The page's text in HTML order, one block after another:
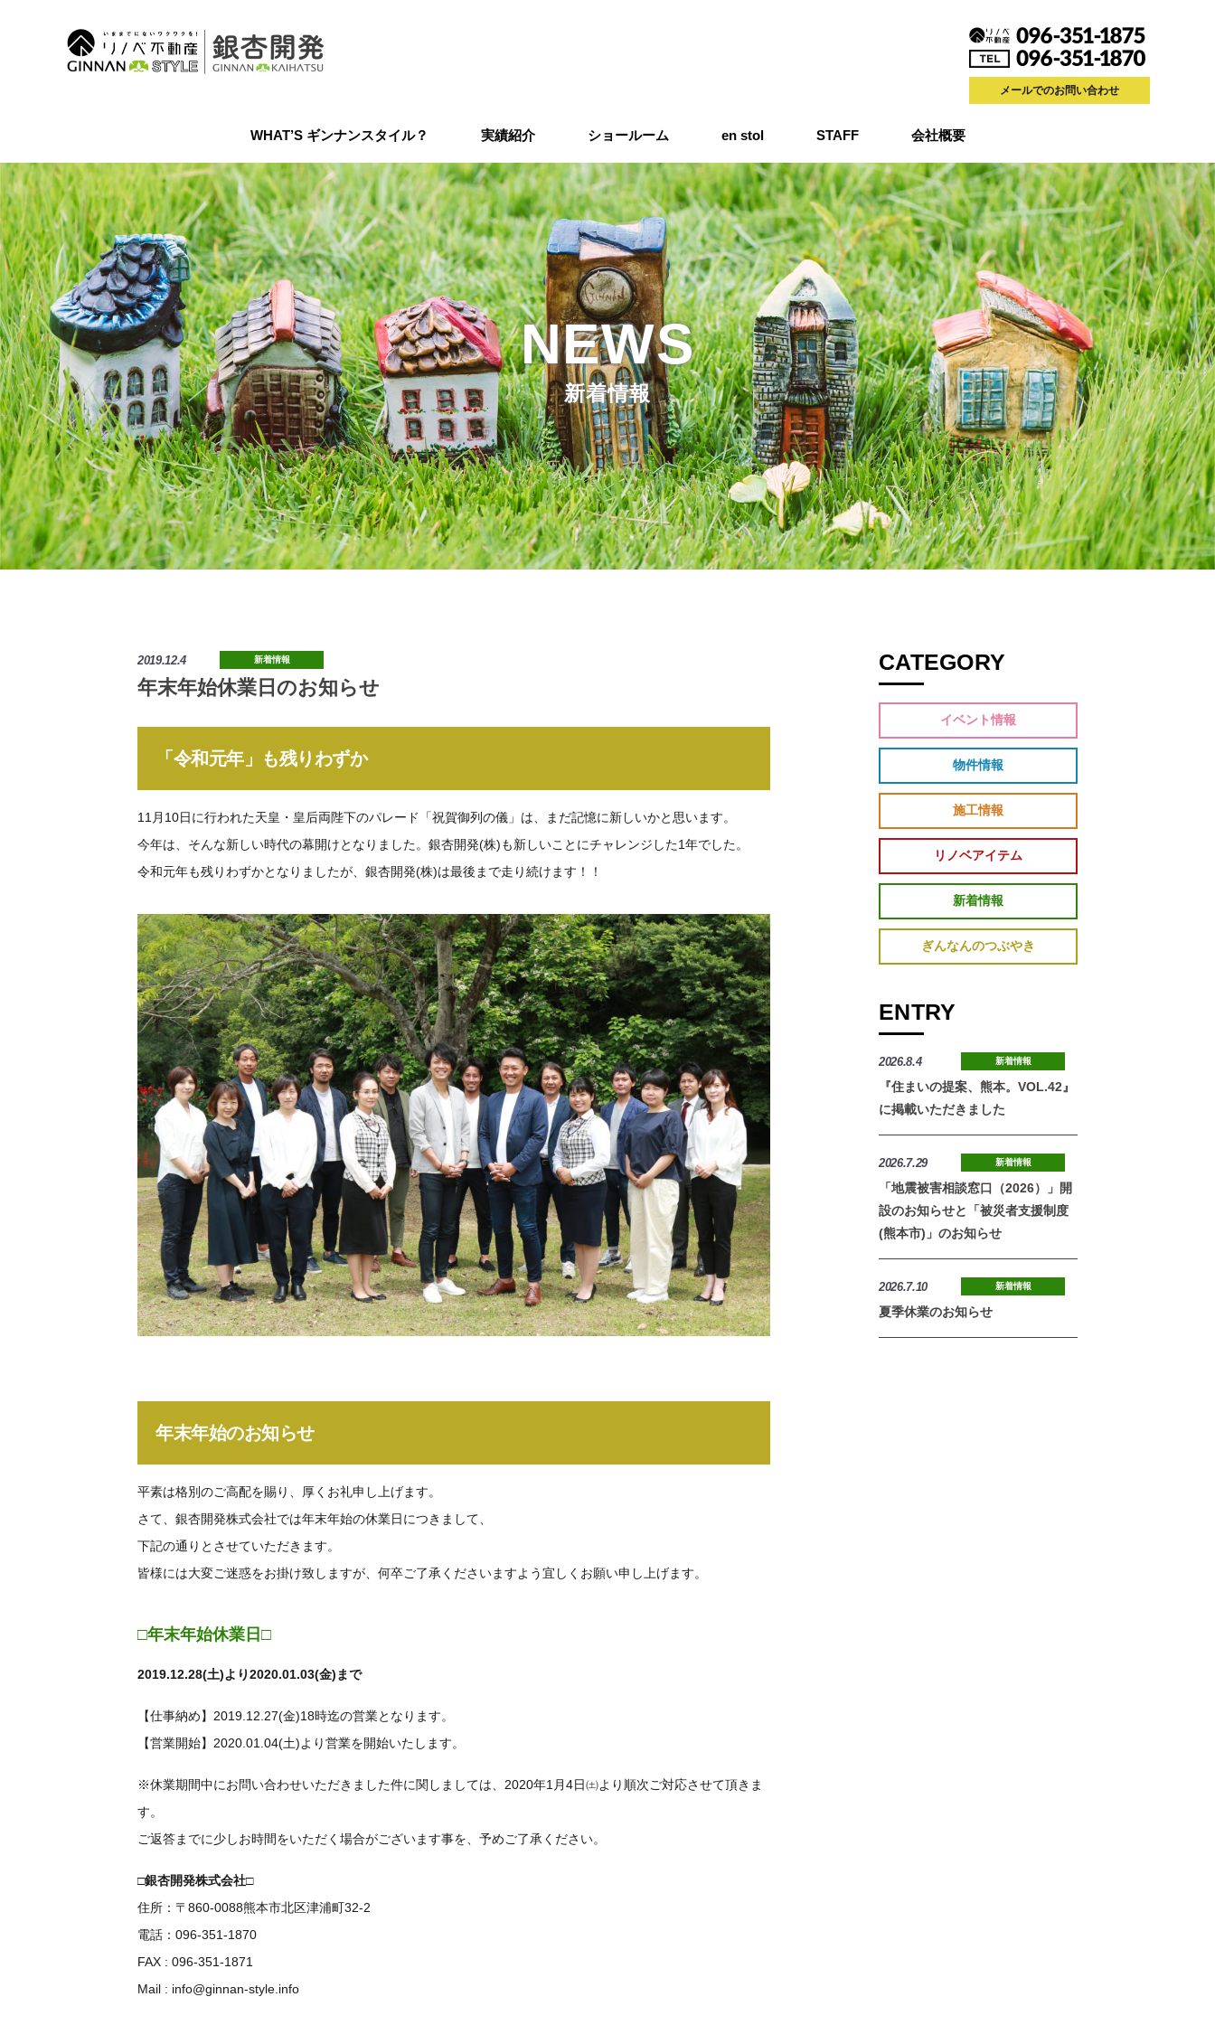
メールでのお問い合わせ
WHAT’S ギンナンスタイル？ 実績紹介 ショールーム en stol STAFF 会社概要
NEWS
新着情報
2019.12.4 新着情報
年末年始休業日のお知らせ
「令和元年」も残りわずか
11月10日に行われた天皇・皇后両陛下のパレード「祝賀御列の儀」は、まだ記憶に新しいかと思います。
今年は、そんな新しい時代の幕開けとなりました。銀杏開発(株)も新しいことにチャレンジした1年でした。
令和元年も残りわずかとなりましたが、銀杏開発(株)は最後まで走り続けます！！
年末年始のお知らせ
平素は格別のご高配を賜り、厚くお礼申し上げます。
さて、銀杏開発株式会社では年末年始の休業日につきまして、
下記の通りとさせていただきます。
皆様には大変ご迷惑をお掛け致しますが、何卒ご了承くださいますよう宜しくお願い申し上げます。
□年末年始休業日□
2019.12.28(土)より2020.01.03(金)まで
【仕事納め】2019.12.27(金)18時迄の営業となります。
【営業開始】2020.01.04(土)より営業を開始いたします。
※休業期間中にお問い合わせいただきました件に関しましては、2020年1月4日㈯より順次ご対応させて頂きま
す。
ご返答までに少しお時間をいただく場合がございます事を、予めご了承ください。
□銀杏開発株式会社□
住所：〒860-0088熊本市北区津浦町32-2
電話：096-351-1870
FAX : 096-351-1871
Mail : info@ginnan-style.info
CATEGORY
イベント情報
物件情報
施工情報
リノベアイテム
新着情報
ぎんなんのつぶやき
ENTRY
2026.8.4 新着情報
『住まいの提案、熊本。VOL.42』
に掲載いただきました
2026.7.29 新着情報
「地震被害相談窓口（2026）」開
設のお知らせと「被災者支援制度
(熊本市)」のお知らせ
2026.7.10 新着情報
夏季休業のお知らせ